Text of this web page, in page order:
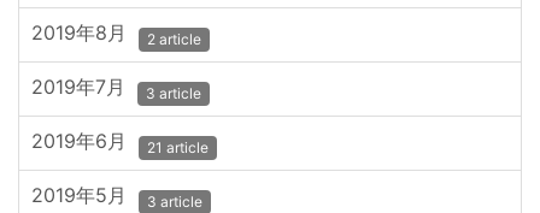
2019年8月 2 article
2019年7月 3 article
2019年6月 21 article
2019年5月 3 article